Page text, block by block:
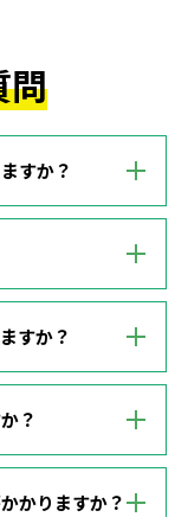
問
すか？
すか？
？
かりますか？